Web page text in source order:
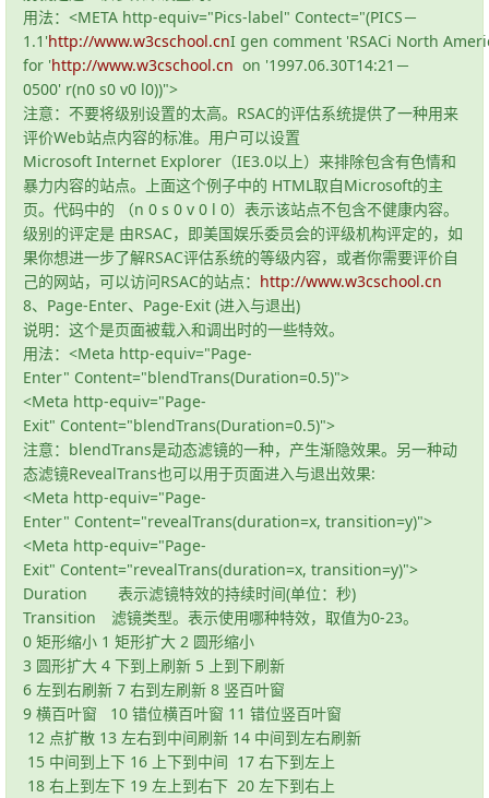
用法：<META http-equiv="Pics-label" Contect="(PICS－
1.1'http://www.w3cschool.cnI gen comment 'RSACi North
for 'http://www.w3cschool.cn on '1997.06.30T14:21－
0500' r(n0 s0 v0 l0))">
注意：不要将级别设置的太高。RSAC的评估系统提供了一种用来
评价Web站点内容的标准。用户可以设置
Microsoft Internet Explorer（IE3.0以上）来排除包含有色情和
暴力内容的站点。上面这个例子中的 HTML取自Microsoft的主
页。代码中的 （n 0 s 0 v 0 l 0）表示该站点不包含不健康内容。
级别的评定是 由RSAC，即美国娱乐委员会的评级机构评定的，如
果你想进一步了解RSAC评估系统的等级内容，或者你需要评价自
己的网站，可以访问RSAC的站点： http://www.w3cschool.cn
8、Page-Enter、Page-Exit (进入与退出)
说明：这个是页面被载入和调出时的一些特效。
用法：<Meta http-equiv="Page-
Enter" Content="blendTrans(Duration=0.5)">
<Meta http-equiv="Page-
Exit" Content="blendTrans(Duration=0.5)">
注意：blendTrans是动态滤镜的一种，产生渐隐效果。另一种动
态滤镜RevealTrans也可以用于页面进入与退出效果:
<Meta http-equiv="Page-
Enter" Content="revealTrans(duration=x, transition=y)">
<Meta http-equiv="Page-
Exit" Content="revealTrans(duration=x, transition=y)">
Duration 表示滤镜特效的持续时间(单位：秒)
Transition 滤镜类型。表示使用哪种特效，取值为0-23。
0 矩形缩小 1 矩形扩大 2 圆形缩小
3 圆形扩大 4 下到上刷新 5 上到下刷新
6 左到右刷新 7 右到左刷新 8 竖百叶窗
9 横百叶窗 10 错位横百叶窗 11 错位竖百叶窗
12 点扩散 13 左右到中间刷新 14 中间到左右刷新
15 中间到上下 16 上下到中间 17 右下到左上
18 右上到左下 19 左上到右下 20 左下到右上